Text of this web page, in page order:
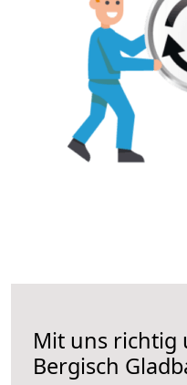
Mit uns richtig
Bergisch